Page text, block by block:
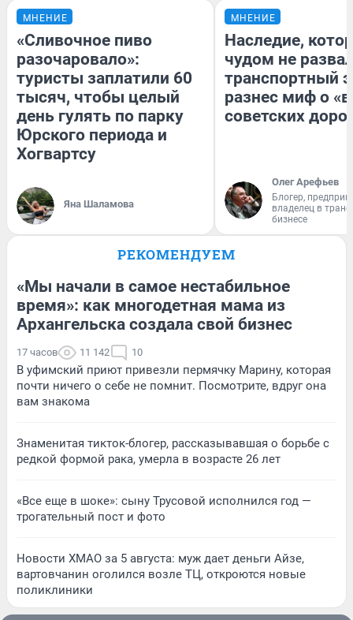
МНЕНИЕ
«Сливочное пиво
разочаровало»:
туристы заплатили 60
тысяч, чтобы целый
день гулять по парку
Юрского периода и
Хогвартсу
Яна Шаламова
МНЕНИЕ
Наследие,
чудом не
транспортный
разнес миф о
советских
Олег Арефьев
Блогер,
владелец в
бизнесе
РЕКОМЕНДУЕМ
«Мы начали в самое нестабильное
время»: как многодетная мама из
Архангельска создала свой бизнес
17 часов 11 142 10
В уфимский приют привезли пермячку Марину, которая
почти ничего о себе не помнит. Посмотрите, вдруг она
вам знакома
Знаменитая тикток-блогер, рассказывавшая о борьбе с
редкой формой рака, умерла в возрасте 26 лет
«Все еще в шоке»: сыну Трусовой исполнился год —
трогательный пост и фото
Новости ХМАО за 5 августа: муж дает деньги Айзе,
вартовчанин оголился возле ТЦ, откроются новые
поликлиники